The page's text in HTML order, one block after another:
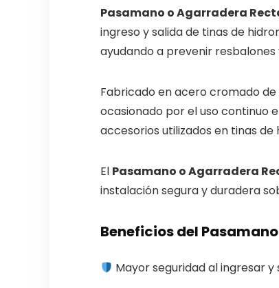
Pasamano o Agarradera
ingreso y salida de tinas de
ayudando a prevenir
Fabricado en acero cromado
ocasionado por el uso continuo
accesorios utilizados en tinas de
El Pasamano o Agarradera
instalación segura y duradera
Beneficios del
Mayor seguridad al ingresar y